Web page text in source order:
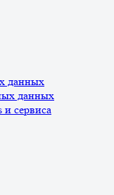
данных
данных
и сервиса